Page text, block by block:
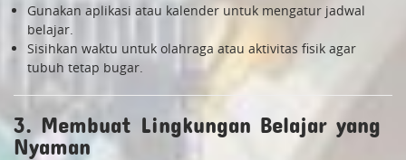
Gunakan aplikasi atau kalender untuk mengatur jadwal
belajar.
Sisihkan waktu untuk olahraga atau aktivitas fisik agar
tubuh tetap bugar.
3. Membuat Lingkungan Belajar yang
Nyaman